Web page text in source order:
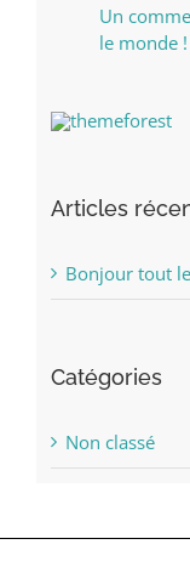
Un
le monde !
Articles
Bonjour tout
Catégories
Non classé